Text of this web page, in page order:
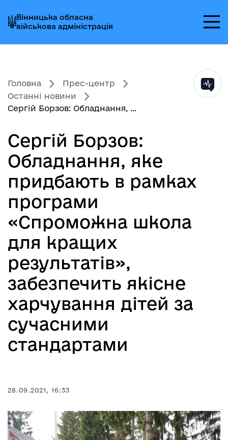
до
головного
меню
до
головного
вмісту
до
головного
колонтитула
Вінницька обласна
військова адміністрація
Головна
Прес-центр
Останні новини
Сергій Борзов: Обладнання, ...
Сергій Борзов:
Обладнання, яке
придбають в рамках
програми
«Спроможна школа
для кращих
результатів»,
забезпечить якісне
харчування дітей за
сучасними
стандартами
28.09.2021, 16:33